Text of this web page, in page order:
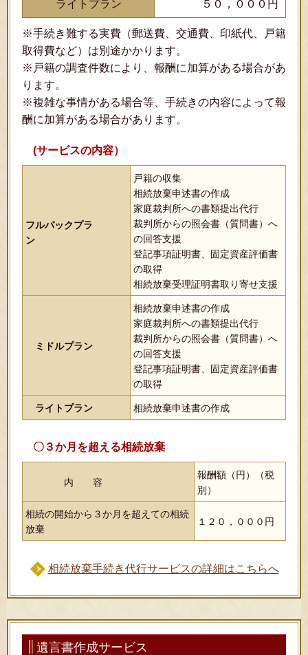
ライトプラン ５０，０００円
※手続き難する実費（郵送費、交通費、印紙代、戸籍
取得費など）は別途かかります。
※戸籍の調査件数により、報酬に加算がある場合があ
ります。
※複雑な事情がある場合等、手続きの内容によって報
酬に加算がある場合があります。
(サービスの内容）
フルパックプラ
ン
戸籍の収集
相続放棄申述書の作成
家庭裁判所への書類提出代行
裁判所からの照会書（質問書）へ
の回答支援
登記事項証明書、固定資産評価書
の取得
相続放棄受理証明書取り寄せ支援
ミドルプラン
相続放棄申述書の作成
家庭裁判所への書類提出代行
裁判所からの照会書（質問書）へ
の回答支援
登記事項証明書、固定資産評価書
の取得
ライトプラン 相続放棄申述書の作成
〇３か月を超える相続放棄
内 容
報酬額（円）（税
別）
相続の開始から３か月を超えての相続
放棄
１２０，０００円
相続放棄手続き代行サービスの詳細はこちらへ
遺言書作成サービス